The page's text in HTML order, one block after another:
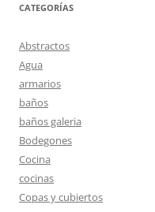
CATEGORÍAS
Abstractos
Agua
armarios
baños
baños galeria
Bodegones
Cocina
cocinas
Copas y cubiertos